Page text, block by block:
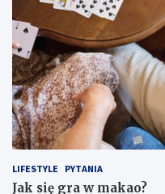
LIFESTYLE PYTANIA
Jak się gra w makao?